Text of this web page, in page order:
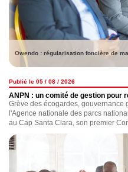
Owendo : régularisation foncière de
Publié le 05 / 08 / 2026
ANPN : un comité de gestion pour
Grève des écogardes, gouvernance
l'Agence nationale des parcs
au Cap Santa Clara, son premier
de ses principaux dirigeants en
dossiers, cette session devait
de l'Agence. Suffira-t-elle à sortir